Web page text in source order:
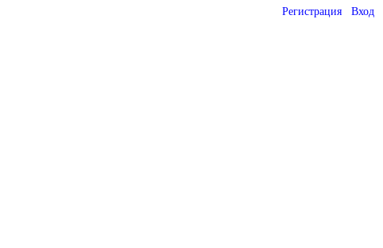
Регистрация Вход